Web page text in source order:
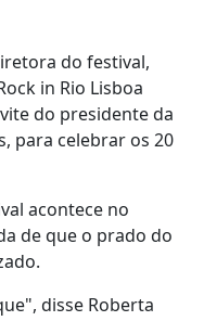
do festival,
in Rio Lisboa
do presidente da
para celebrar os 20
acontece no
de que o prado do
disse Roberta